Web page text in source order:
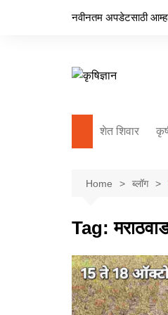
नवीनतम अपडेटसाठी
शेत शिवार
Home ब्लॉग
Tag: